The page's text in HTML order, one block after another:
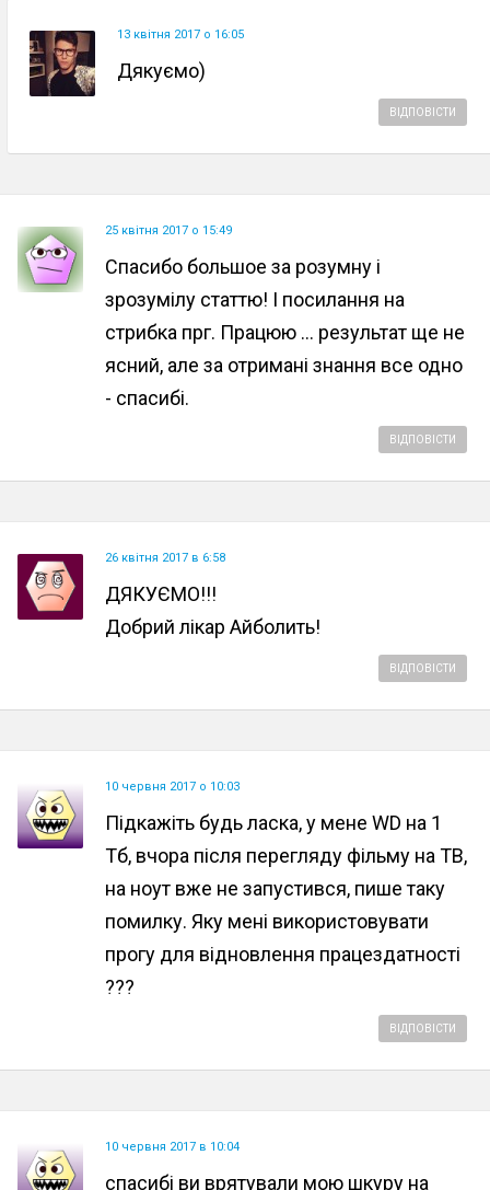
13 квітня 2017 о 16:05
Дякуємо)
ВІДПОВІСТИ
25 квітня 2017 о 15:49
Спасибо большое за розумну і
зрозумілу статтю! І посилання на
стрибка прг. Працюю ... результат ще не
ясний, але за отримані знання все одно
- спасибі.
ВІДПОВІСТИ
26 квітня 2017 в 6:58
ДЯКУЄМО!!!
Добрий лікар Айболить!
ВІДПОВІСТИ
10 червня 2017 о 10:03
Підкажіть будь ласка, у мене WD на 1
Тб, вчора після перегляду фільму на ТВ,
на ноут вже не запустився, пише таку
помилку. Яку мені використовувати
прогу для відновлення працездатності
???
ВІДПОВІСТИ
10 червня 2017 в 10:04
спасибі ви врятували мою шкуру на